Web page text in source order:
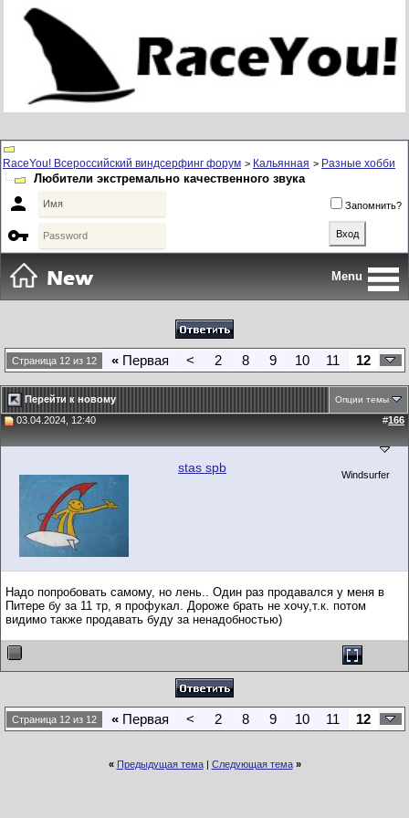
RaceYou! Всероссийский виндсерфинг форум > Кальянная > Разные хобби
Любители экстремально качественного звука
 Запомнить?

Menu
Страница 12 из 12 «Первая < 2 8 9 10 11 12
Перейти к новому Опции темы
03.04.2024, 12:40 #166
stas spb Windsurfer
Надо попробовать самому, но лень.. Один раз продавался у меня в
Питере бу за 11 тр, я профукал. Дороже брать не хочу,т.к. потом
видимо также продавать буду за ненадобностью)
Страница 12 из 12 «Первая < 2 8 9 10 11 12
« Предыдущая тема| Следующая тема »